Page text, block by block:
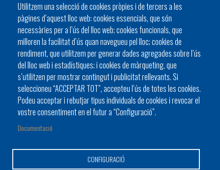
Utilitzem una selecció de cookies pròpies i de tercers a les
pàgines d’aquest lloc web: cookies essencials, que són
necessàries per a l’ús del lloc web; cookies funcionals, que
milloren la facilitat d’ús quan navegueu pel lloc; cookies de
rendiment, que utilitzem per generar dades agregades sobre l’ús
del lloc web i estadístiques; i cookies de màrqueting, que
s’utilitzen per mostrar contingut i publicitat rellevants. Si
seleccioneu “ACCEPTAR TOT”, accepteu l’ús de totes les cookies.
Podeu acceptar i rebutjar tipus individuals de cookies i revocar el
vostre consentiment en el futur a “Configuració”.
Documentació
CONFIGURACIÓ
Footer
1
HISTÒRIA ORGANITZACIÓ
ESTATUTS
C/ del General Riera, 111 07010 Palma
Phone
971 760911 - Fax 971 763102